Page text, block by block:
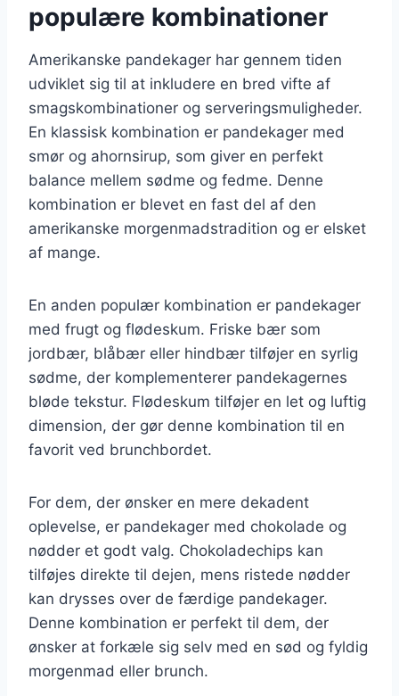
populære kombinationer
Amerikanske pandekager har gennem tiden
udviklet sig til at inkludere en bred vifte af
smagskombinationer og serveringsmuligheder.
En klassisk kombination er pandekager med
smør og ahornsirup, som giver en perfekt
balance mellem sødme og fedme. Denne
kombination er blevet en fast del af den
amerikanske morgenmadstradition og er elsket
af mange.
En anden populær kombination er pandekager
med frugt og flødeskum. Friske bær som
jordbær, blåbær eller hindbær tilføjer en syrlig
sødme, der komplementerer pandekagernes
bløde tekstur. Flødeskum tilføjer en let og luftig
dimension, der gør denne kombination til en
favorit ved brunchbordet.
For dem, der ønsker en mere dekadent
oplevelse, er pandekager med chokolade og
nødder et godt valg. Chokoladechips kan
tilføjes direkte til dejen, mens ristede nødder
kan drysses over de færdige pandekager.
Denne kombination er perfekt til dem, der
ønsker at forkæle sig selv med en sød og fyldig
morgenmad eller brunch.